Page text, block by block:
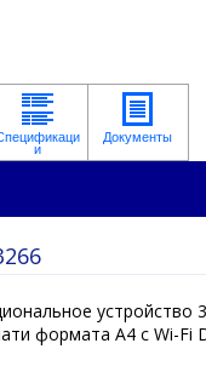
устройство
формата A4 с Wi-Fi